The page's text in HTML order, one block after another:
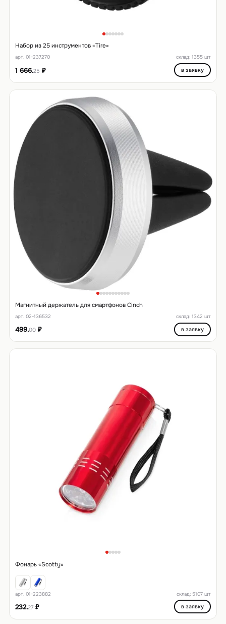
Набор из 25 инструментов «Tire»
арт. 01-237270 склад: 1355 шт
1 666.25 ₽ в заявку
Магнитный держатель для смартфонов Cinch
арт. 02-136532 склад: 1342 шт
499.00₽ в заявку
Фонарь «Scotty»
арт. 01-223882 склад: 5107 шт
232.27₽ в заявку